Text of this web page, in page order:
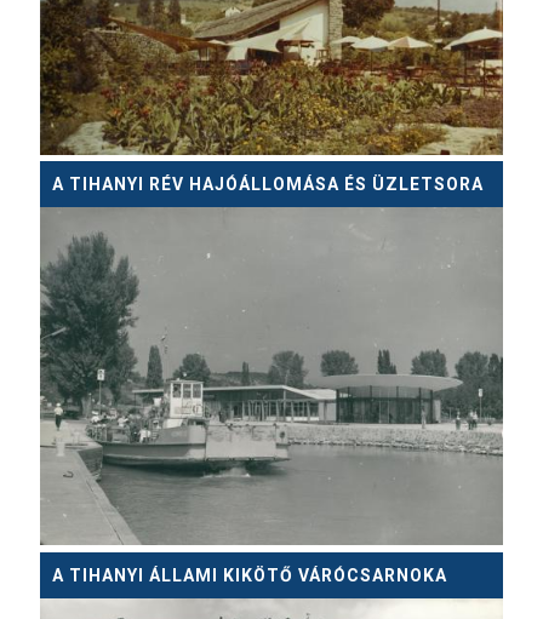
A TIHANYI RÉV HAJÓÁLLOMÁSA ÉS ÜZLETSORA
A TIHANYI ÁLLAMI KIKÖTŐ VÁRÓCSARNOKA